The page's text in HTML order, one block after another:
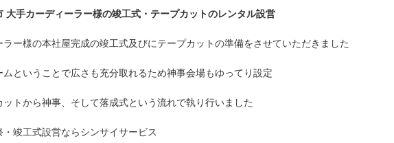
大手カーディーラー様の竣工式・テープカットのレンタル設営
ラー様の本社屋完成の竣工式及びにテープカットの準備をさせていただきました
ムということで広さも充分取れるため神事会場もゆってり設定
トから神事、そして落成式という流れで執り行いました
竣工式設営ならシンサイサービス